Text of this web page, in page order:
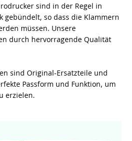
sind in der Regel in
gebündelt, so dass die Klammern
müssen. Unsere
durch hervorragende Qualität
sind Original-Ersatzteile und
Passform und Funktion, um
erzielen.